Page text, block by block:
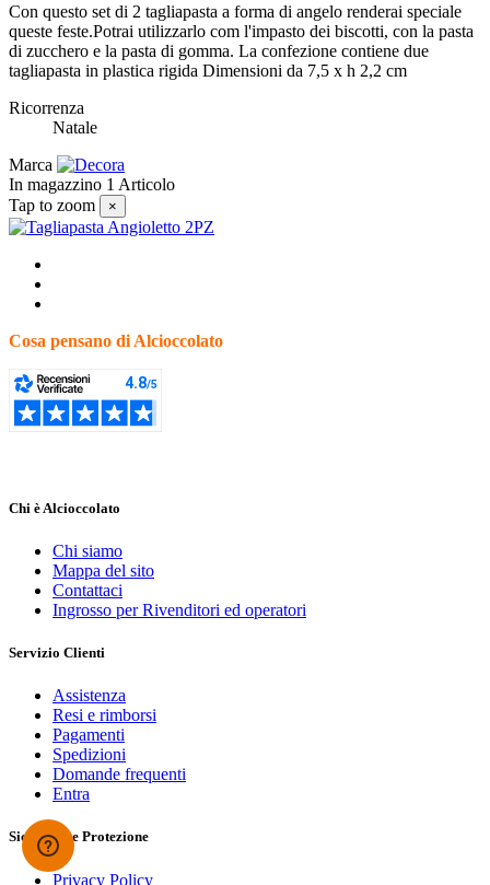
Con questo set di 2 tagliapasta a forma di angelo renderai speciale
queste feste.Potrai utilizzarlo com l'impasto dei biscotti, con la pasta
di zucchero e la pasta di gomma. La confezione contiene due
tagliapasta in plastica rigida Dimensioni da 7,5 x h 2,2 cm
Ricorrenza
Natale
Marca
In magazzino 1 Articolo
Tap to zoom
×
Cosa pensano di Alcioccolato
Chi è Alcioccolato
Chi siamo
Mappa del sito
Contattaci
Ingrosso per Rivenditori ed operatori
Servizio Clienti
Assistenza
Resi e rimborsi
Pagamenti
Spedizioni
Domande frequenti
Entra
Sicurezza e Protezione
Privacy Policy